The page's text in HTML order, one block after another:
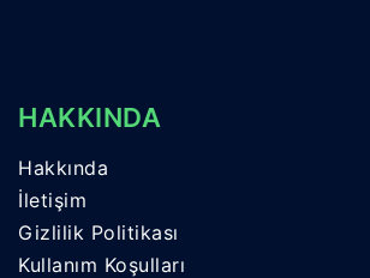
HAKKINDA
Hakkında
İletişim
Gizlilik Politikası
Kullanım Koşulları